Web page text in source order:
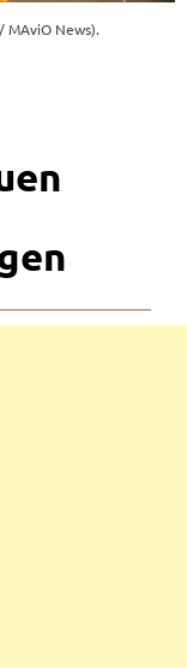
MAviO News).